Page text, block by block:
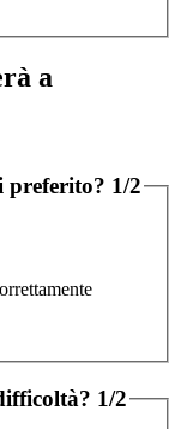
a
preferito? 1/2
1/2